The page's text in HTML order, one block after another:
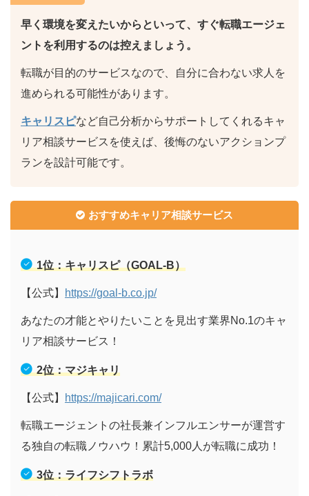
早く環境を変えたいからといって、すぐ転職エージェ
ントを利用するのは控えましょう。
転職が目的のサービスなので、自分に合わない求人を
進められる可能性があります。
キャリスピなど自己分析からサポートしてくれるキャ
リア相談サービスを使えば、後悔のないアクションプ
ランを設計可能です。
おすすめキャリア相談サービス
1位：キャリスピ（GOAL-B）
【公式】 https://goal-b.co.jp/
あなたの才能とやりたいことを見出す業界No.1のキャ
リア相談サービス！
2位：マジキャリ
【公式】 https://majicari.com/
転職エージェントの社長兼インフルエンサーが運営す
る独自の転職ノウハウ！累計5,000人が転職に成功！
3位：ライフシフトラボ